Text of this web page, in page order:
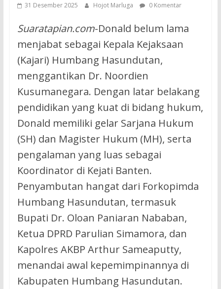
31 Desember 2025 Hojot Marluga 0 Komentar
Suaratapian.com-Donald belum lama
menjabat sebagai Kepala Kejaksaan
(Kajari) Humbang Hasundutan,
menggantikan Dr. Noordien
Kusumanegara. Dengan latar belakang
pendidikan yang kuat di bidang hukum,
Donald memiliki gelar Sarjana Hukum
(SH) dan Magister Hukum (MH), serta
pengalaman yang luas sebagai
Koordinator di Kejati Banten.
Penyambutan hangat dari Forkopimda
Humbang Hasundutan, termasuk
Bupati Dr. Oloan Paniaran Nababan,
Ketua DPRD Parulian Simamora, dan
Kapolres AKBP Arthur Sameaputty,
menandai awal kepemimpinannya di
Kabupaten Humbang Hasundutan.